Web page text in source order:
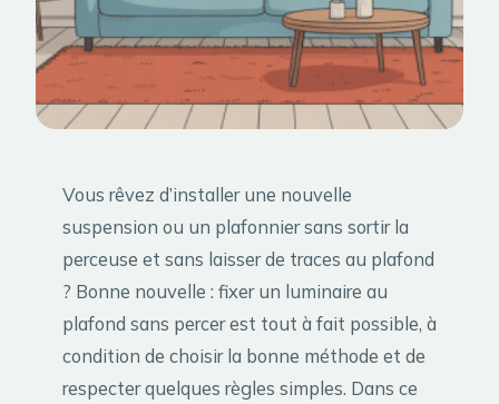
Vous rêvez d’installer une nouvelle
suspension ou un plafonnier sans sortir la
perceuse et sans laisser de traces au plafond
? Bonne nouvelle : fixer un luminaire au
plafond sans percer est tout à fait possible, à
condition de choisir la bonne méthode et de
respecter quelques règles simples. Dans ce